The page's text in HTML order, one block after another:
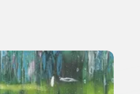
稱、主持人或關鍵字